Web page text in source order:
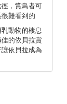
，賞鳥者可
難看到的
動物的棲息
的依貝拉賞
依貝拉成為